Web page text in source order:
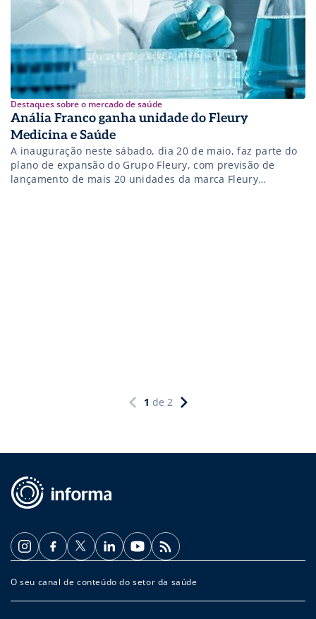
Destaques sobre o mercado de saúde
Anália Franco ganha unidade do Fleury
Medicina e Saúde
A inauguração neste sábado, dia 20 de maio, faz parte do
plano de expansão do Grupo Fleury, com previsão de
lançamento de mais 20 unidades da marca Fleury
1 de 2
O seu canal de conteúdo do setor da saúde